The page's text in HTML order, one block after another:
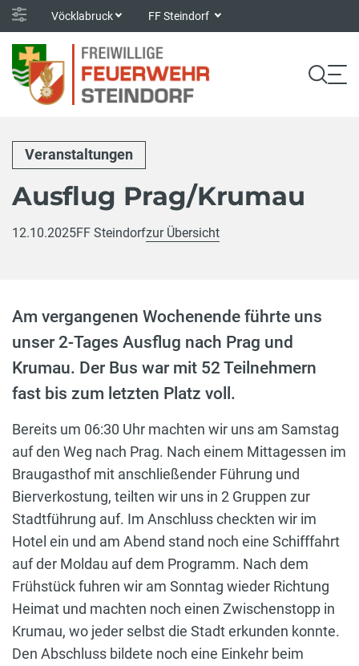
Vöcklabruck FF Steindorf
Veranstaltungen
Ausflug Prag/Krumau
12.10.2025FF Steindorfzur Übersicht
Am vergangenen Wochenende führte uns
unser 2-Tages Ausflug nach Prag und
Krumau. Der Bus war mit 52 Teilnehmern
fast bis zum letzten Platz voll.
Bereits um 06:30 Uhr machten wir uns am Samstag
auf den Weg nach Prag. Nach einem Mittagessen im
Braugasthof mit anschließender Führung und
Bierverkostung, teilten wir uns in 2 Gruppen zur
Stadtführung auf. Im Anschluss checkten wir im
Hotel ein und am Abend stand noch eine Schifffahrt
auf der Moldau auf dem Programm. Nach dem
Frühstück fuhren wir am Sonntag wieder Richtung
Heimat und machten noch einen Zwischenstopp in
Krumau, wo jeder selbst die Stadt erkunden konnte.
Den Abschluss bildete noch eine Einkehr beim